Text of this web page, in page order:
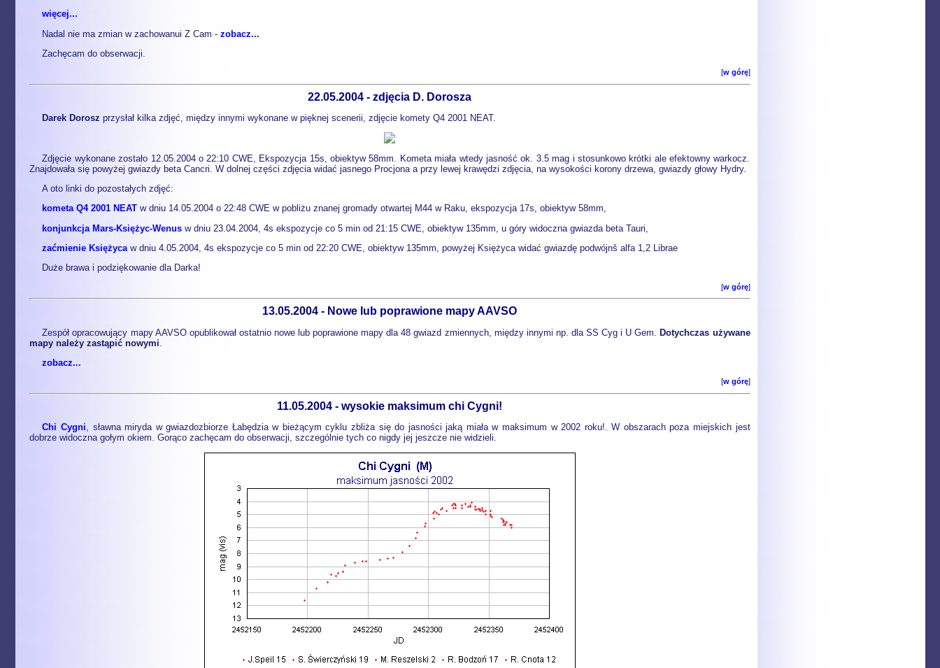
więcej...
Nadal nie ma zmian w zachowanui Z Cam -zobacz...
Zachęcam do obserwacji.
[w górę]
22.05.2004 - zdjęcia D. Dorosza
Darek Dorosz przysłał kilka zdjęć, między innymi wykonane w pięknej scenerii, zdjęcie komety Q4 2001 NEAT.
Zdjęcie wykonane zostało 12.05.2004 o 22:10 CWE, Ekspozycja 15s, obiektyw 58mm. Kometa miała wtedy jasność ok. 3.5 mag i stosunkowo krótki ale efektowny warkocz.
Znajdowała się powyżej gwiazdy beta Cancri. W dolnej części zdjęcia widać jasnego Procjona a przy lewej krawędzi zdjęcia, na wysokości korony drzewa, gwiazdy głowy Hydry.
A oto linki do pozostałych zdjęć:
kometa Q4 2001 NEAT w dniu 14.05.2004 o 22:48 CWE w pobliżu znanej gromady otwartej M44 w Raku, ekspozycja 17s, obiektyw 58mm,
konjunkcja Mars-Księżyc-Wenus w dniu 23.04.2004, 4s ekspozycje co 5 min od 21:15 CWE, obiektyw 135mm, u góry widoczna gwiazda beta Tauri,
zaćmienie Księżycaw dniu 4.05.2004, 4s ekspozycje co 5 min od 22:20 CWE, obiektyw 135mm, powyżej Księżyca widać gwiazdę podwójnš alfa 1,2 Librae
Duże brawa i podziękowanie dla Darka!
[w górę]
13.05.2004 - Nowe lub poprawione mapy AAVSO
Zespół opracowujący mapy AAVSO opublikował ostatnio nowe lub poprawione mapy dla 48 gwiazd zmiennych, między innymi np. dla SS Cyg i U Gem.
Dotychczas używane
mapy należy zastąpić nowymi
zobacz...
[w górę]
11.05.2004 - wysokie maksimum chi Cygni!
Chi Cygni, sławna miryda w gwiazdozbiorze Łabędzia w bieżącym cyklu zbliża się do jasności jaką miała w maksimum w 2002 roku!. W obszarach poza miejskich jest
dobrze widoczna gołym okiem. Gorąco zachęcam do obserwacji, szczególnie tych co nigdy jej jeszcze nie widzieli.